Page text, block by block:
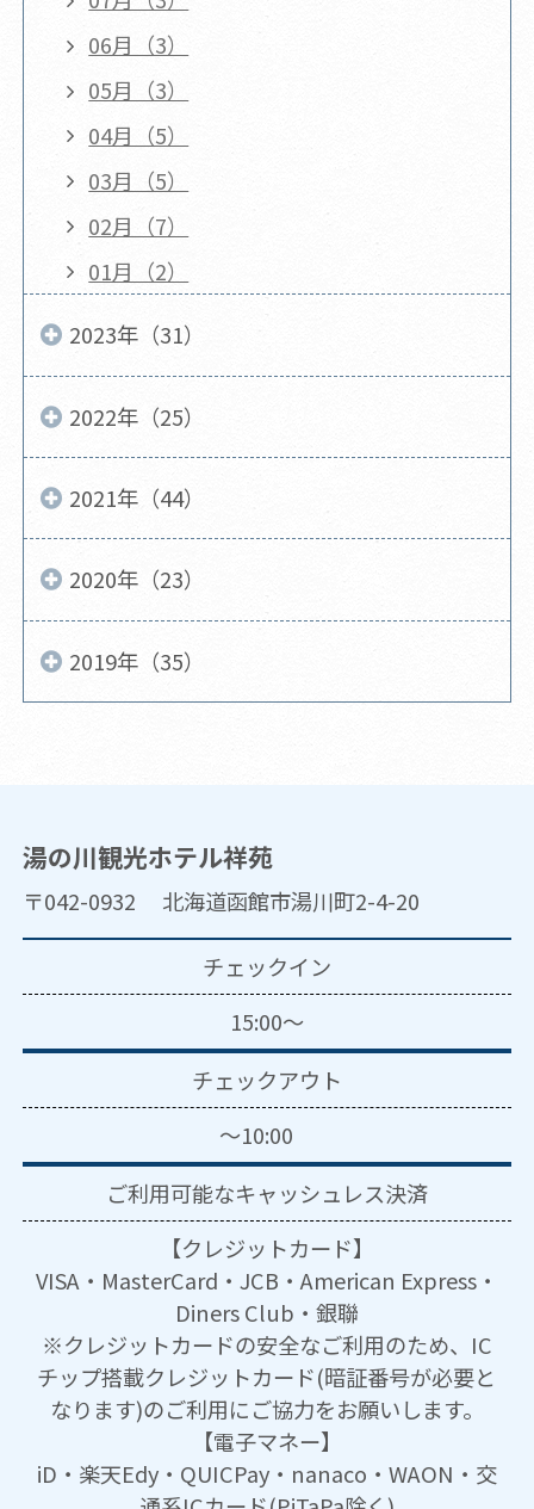
06月（3）
05月（3）
04月（5）
03月（5）
02月（7）
01月（2）
2023年（31）
2022年（25）
2021年（44）
2020年（23）
2019年（35）
湯の川観光ホテル祥苑
〒042-0932 北海道函館市湯川町2-4-20
チェックイン
15:00～
チェックアウト
～10:00
ご利用可能なキャッシュレス決済
【クレジットカード】
VISA・MasterCard・JCB・American Express・
Diners Club・銀聯
※クレジットカードの安全なご利用のため、IC
チップ搭載クレジットカード(暗証番号が必要と
なります)のご利用にご協力をお願いします。
【電子マネー】
iD・楽天Edy・QUICPay・nanaco・WAON・交